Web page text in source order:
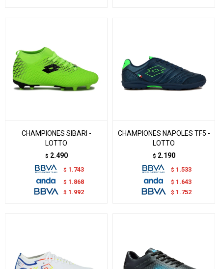
CHAMPIONES SIBARI -
LOTTO
$ 2.490
$ 1.743
$ 1.868
$ 1.992
CHAMPIONES NAPOLES TF5 -
LOTTO
$ 2.190
$ 1.533
$ 1.643
$ 1.752